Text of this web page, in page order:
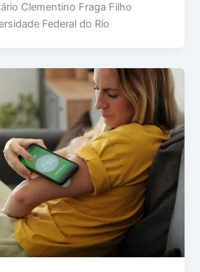
Clementino Fraga Filho
Federal do Rio